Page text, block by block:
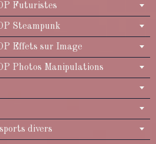
Futuristes
Steampunk
Effets sur Image
Photos Manipulations
divers